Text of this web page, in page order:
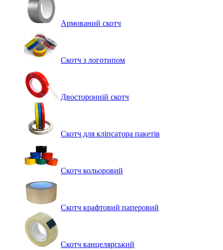
Армований скотч
Скотч з логотипом
Двосторонній скотч
Скотч для кліпсатора пакетів
Скотч кольоровий
Скотч крафтовий паперовий
Скотч канцелярський